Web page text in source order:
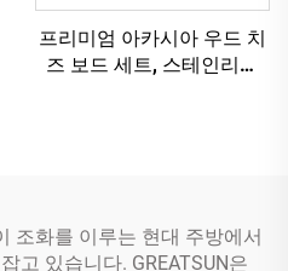
프리미엄 아카시아 우드 치
즈 보드 세트, 스테인리스
조화를 이루는 현대 주방에서
고 있습니다. GREATSUN은